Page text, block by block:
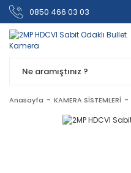
0850 466 03 03
Anasayfa KAMERA SİSTEMLERİ